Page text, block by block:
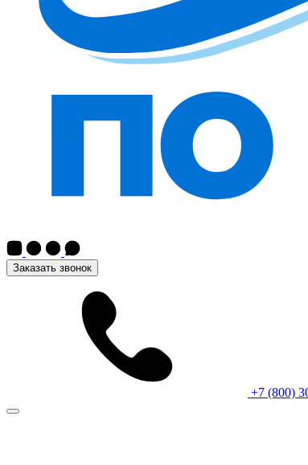
Заказать звонок
+7 (800)